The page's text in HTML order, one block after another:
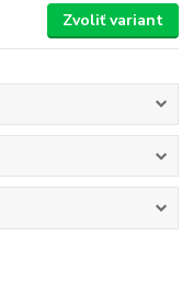
Zvoliť variant